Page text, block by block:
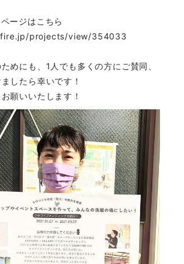
ージはこちら
projects/view/354033
めにも、1人でも多くの方にご賛同、
したら幸いです！
願いいたします！